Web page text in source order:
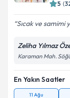
5 (
Sıcak ve samimi
Zeliha Yılmaz
Karaman Mah.
En Yakın Saatler
11 Ağu